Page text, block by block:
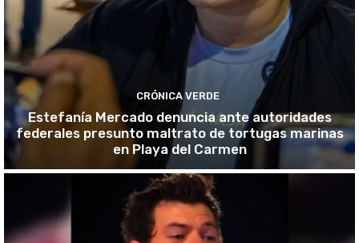
CRÓNICA VERDE
Estefanía Mercado denuncia ante autoridades
federales presunto maltrato de tortugas marinas
en Playa del Carmen